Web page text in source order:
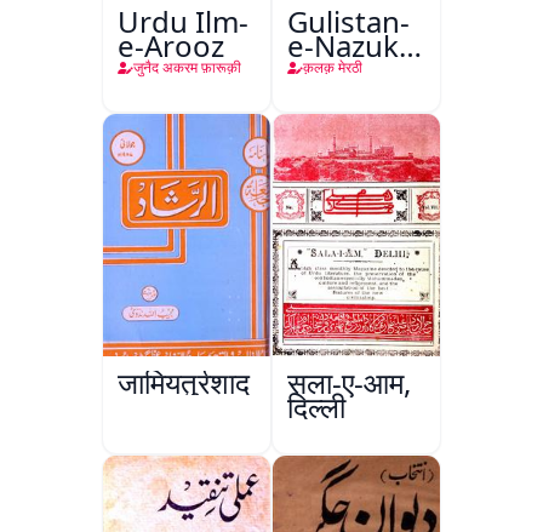
Urdu Ilm-
e-Arooz
जुनैद अकरम फ़ारूक़ी
Gulistan-
e-Nazuk
Khayal
क़लक़ मेरठी
जामियतुर्रशाद सला-ए-आम,
दिल्ली